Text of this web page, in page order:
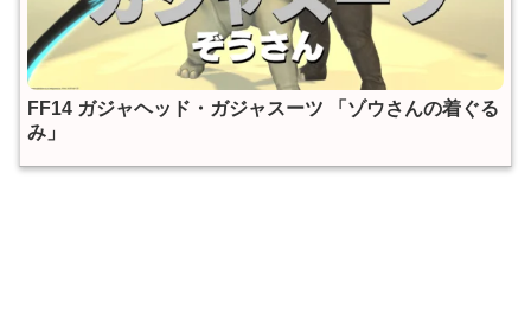
FF14 ガジャヘッド・ガジャスーツ 「ゾウさんの着ぐる
み」